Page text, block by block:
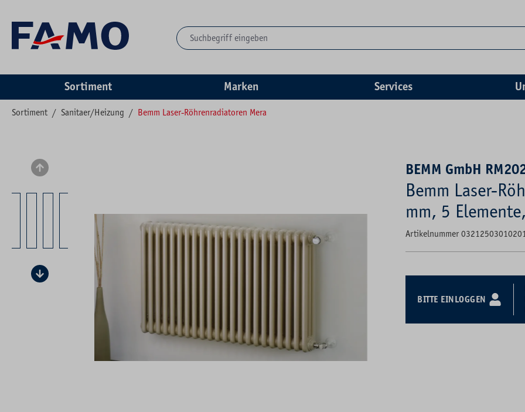
Sortiment Marken Services
Sortiment / Sanitaer/Heizung / Bemm Laser-Röhrenradiatoren Mera
Bildergalerie überspringen BEMM GmbH
Bemm Laser-
mm, 5
Artikelnummer
BITTE EINLOGGEN